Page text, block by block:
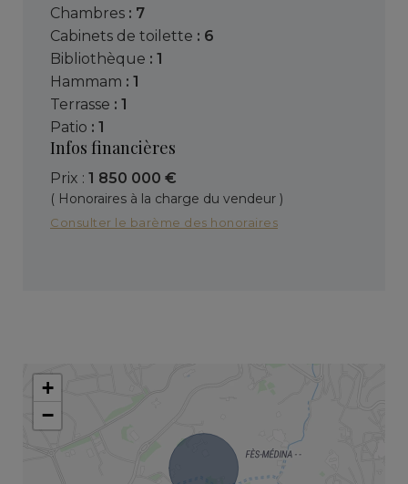
chambres : 7
cabinets de toilette : 6
bibliothèque : 1
hammam : 1
terrasse : 1
patio : 1
Infos financières
Prix : 1 850 000 €
( Honoraires à la charge du vendeur )
Consulter le barème des honoraires
+
−